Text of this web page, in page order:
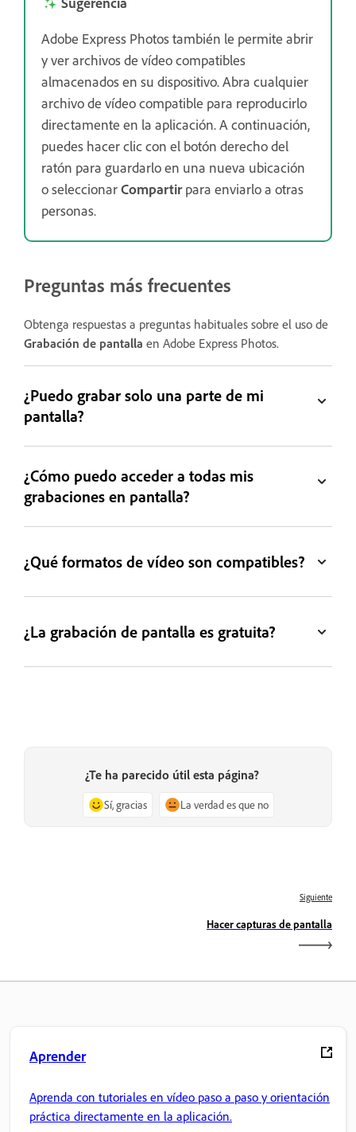
Adobe Express Photos también le permite abrir
y ver archivos de vídeo compatibles
almacenados en su dispositivo. Abra cualquier
archivo de vídeo compatible para reproducirlo
directamente en la aplicación. A continuación,
puedes hacer clic con el botón derecho del
ratón para guardarlo en una nueva ubicación
o seleccionarCompartirpara enviarlo a otras
personas.
Preguntas más frecuentes
Obtenga respuestas a preguntas habituales sobre el uso de
Grabación de pantalla en Adobe Express Photos.
¿Puedo grabar solo una parte de mi
pantalla?
¿Cómo puedo acceder a todas mis
grabaciones en pantalla?
¿Qué formatos de vídeo son compatibles?
¿La grabación de pantalla es gratuita?
¿Te ha parecido útil esta página?
Sí, gracias La verdad es que no
Siguiente
Hacer capturas de pantalla
Aprender
Aprenda con tutoriales en vídeo paso a paso y orientación
práctica directamente en la aplicación.